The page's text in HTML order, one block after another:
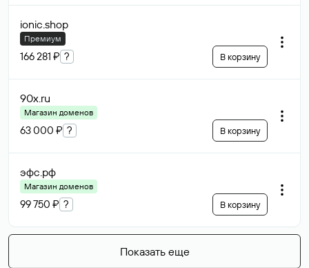
ionic.shop
Премиум
166 281 ₽ ? В корзину
90x.ru
Магазин доменов
63 000 ₽ ? В корзину
эфс.рф
Магазин доменов
99 750 ₽ ? В корзину
Показать еще